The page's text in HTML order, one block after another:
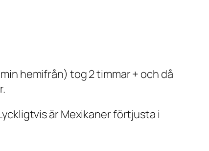
hemifrån) tog 2 timmar + och då
är Mexikaner förtjusta i